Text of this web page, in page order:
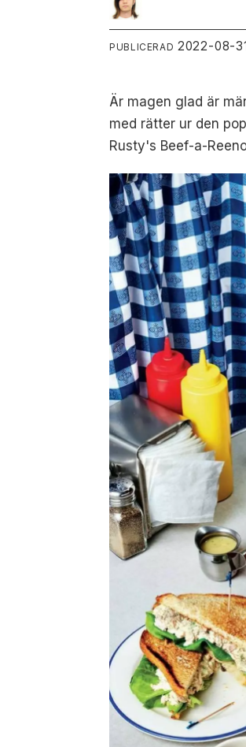
PUBLICERAD 2022-08-
Är magen glad är
med rätter ur den
Rusty's Beef-a-